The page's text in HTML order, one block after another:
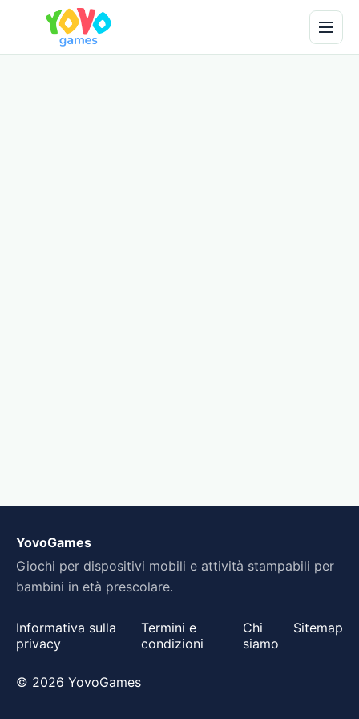
YovoGames
Giochi per dispositivi mobili e attività stampabili per
bambini in età prescolare.
Informativa sulla
privacy
Termini e
condizioni
Chi
siamo
Sitemap
© 2026 YovoGames